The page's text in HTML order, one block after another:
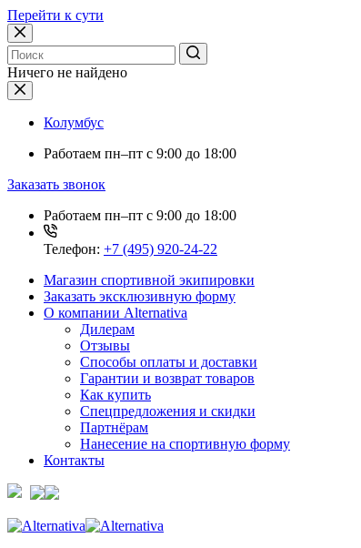
Перейти к сути
Ничего не найдено
Колумбус
Работаем пн–пт с 9:00 до 18:00
Заказать звонок
Работаем пн–пт с 9:00 до 18:00
Телефон: +7 (495) 920-24-22
Магазин спортивной экипировки
Заказать эксклюзивную форму
О компании Alternativa
Дилерам
Отзывы
Способы оплаты и доставки
Гарантии и возврат товаров
Как купить
Спецпредложения и скидки
Партнёрам
Нанесение на спортивную форму
Контакты